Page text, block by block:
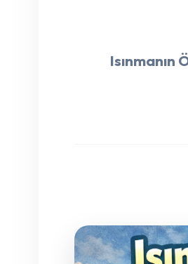
Isınmanın